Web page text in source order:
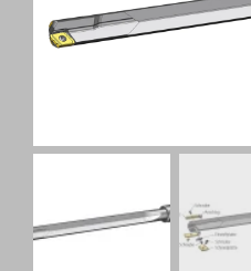
Français